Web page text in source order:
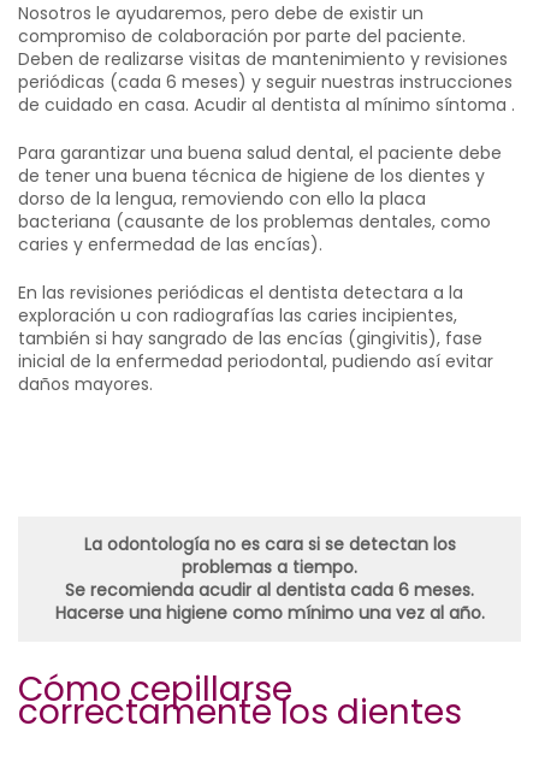
Nosotros le ayudaremos, pero debe de existir un
compromiso de colaboración por parte del paciente.
Deben de realizarse visitas de mantenimiento y revisiones
periódicas (cada 6 meses) y seguir nuestras instrucciones
de cuidado en casa. Acudir al dentista al mínimo síntoma .
Para garantizar una buena salud dental, el paciente debe
de tener una buena técnica de higiene de los dientes y
dorso de la lengua, removiendo con ello la placa
bacteriana (causante de los problemas dentales, como
caries y enfermedad de las encías).
En las revisiones periódicas el dentista detectara a la
exploración u con radiografías las caries incipientes,
también si hay sangrado de las encías (gingivitis), fase
inicial de la enfermedad periodontal, pudiendo así evitar
daños mayores.
La odontología no es cara si se detectan los
problemas a tiempo.
Se recomienda acudir al dentista cada 6 meses.
Hacerse una higiene como mínimo una vez al año.
Cómo cepillarse
correctamente los dientes